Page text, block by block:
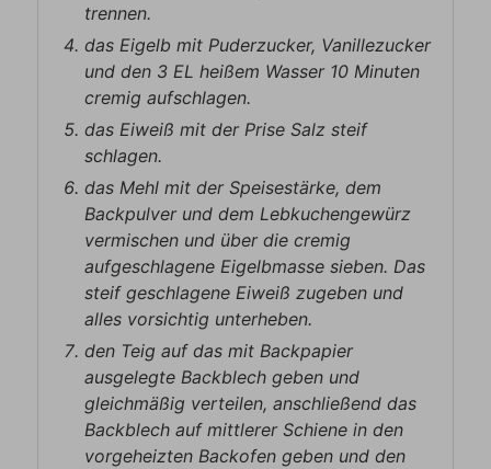
trennen.
das Eigelb mit Puderzucker, Vanillezucker
und den 3 EL heißem Wasser 10 Minuten
cremig aufschlagen.
das Eiweiß mit der Prise Salz steif
schlagen.
das Mehl mit der Speisestärke, dem
Backpulver und dem Lebkuchengewürz
vermischen und über die cremig
aufgeschlagene Eigelbmasse sieben. Das
steif geschlagene Eiweiß zugeben und
alles vorsichtig unterheben.
den Teig auf das mit Backpapier
ausgelegte Backblech geben und
gleichmäßig verteilen, anschließend das
Backblech auf mittlerer Schiene in den
vorgeheizten Backofen geben und den